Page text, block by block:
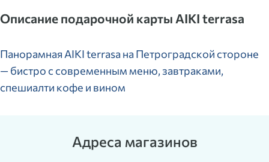
Описание подарочной карты AIKI terrasa
Панорамная AIKI terrasa на Петроградской стороне
— бистро с современным меню, завтраками,
спешиалти кофе и вином
Адреса магазинов